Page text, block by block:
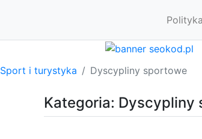
Sport i turystyka Dyscypliny sportowe
Kategoria: Dyscypliny